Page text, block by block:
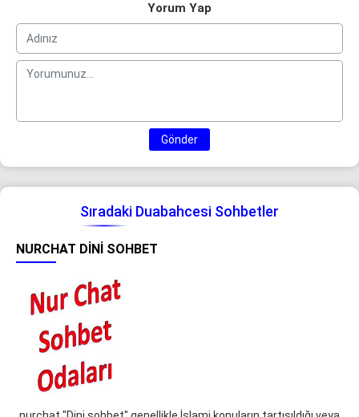
Yorum Yap
Gönder
Sıradaki Duabahcesi Sohbetler
NURCHAT DINI SOHBET